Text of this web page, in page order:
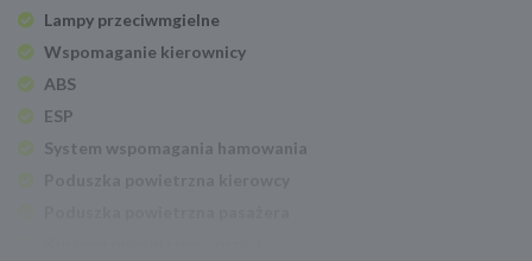
Lampy przeciwmgielne
Wspomaganie kierownicy
ABS
ESP
System wspomagania hamowania